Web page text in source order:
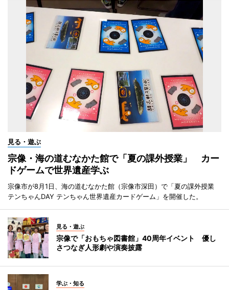
見る・遊ぶ
宗像・海の道むなかた館で「夏の課外授業」 カー
ドゲームで世界遺産学ぶ
宗像市が8月1日、海の道むなかた館（宗像市深田）で「夏の課外授業
テンちゃんDAY テンちゃん世界遺産カードゲーム」を開催した。
見る・遊ぶ
宗像で「おもちゃ図書館」40周年イベント 優し
さつなぎ人形劇や演奏披露
学ぶ・知る